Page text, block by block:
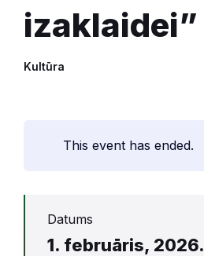
izaklaidei”
Kultūra
This event has ended.
Datums
1. februāris, 2026.